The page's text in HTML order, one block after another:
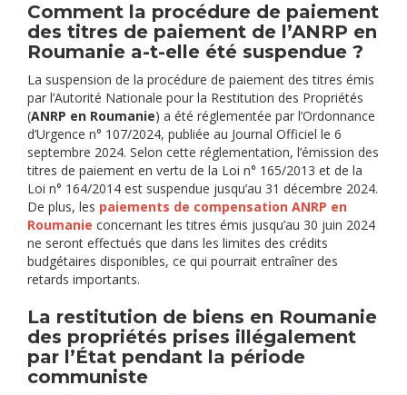
Comment la procédure de paiement
des titres de paiement de l’ANRP en
Roumanie a-t-elle été suspendue ?
La suspension de la procédure de paiement des titres émis
par l’Autorité Nationale pour la Restitution des Propriétés
(ANRP en Roumanie) a été réglementée par l’Ordonnance
d’Urgence n° 107/2024, publiée au Journal Officiel le 6
septembre 2024. Selon cette réglementation, l’émission des
titres de paiement en vertu de la Loi n° 165/2013 et de la
Loi n° 164/2014 est suspendue jusqu’au 31 décembre 2024.
De plus, les paiements de compensation ANRP en
Roumanie concernant les titres émis jusqu’au 30 juin 2024
ne seront effectués que dans les limites des crédits
budgétaires disponibles, ce qui pourrait entraîner des
retards importants.
La restitution de biens en Roumanie
des propriétés prises illégalement
par l’État pendant la période
communiste